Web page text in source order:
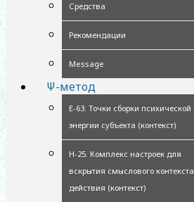
Средства
Рекомендации
Message
Ψ-метод
Е-63. Точки сборки психической
энергии субъекта (контекст)
Н-25. Комплекс настроек для
вскрытия смыслового контекста
действия (контекст)